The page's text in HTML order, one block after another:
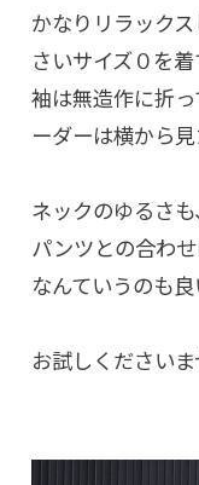
かなりリラック
さいサイズ０を着
袖は無造作に折
ーダーは横から
ネックのゆるさも
パンツとの合わ
なんていうのも良
お試しくださいま